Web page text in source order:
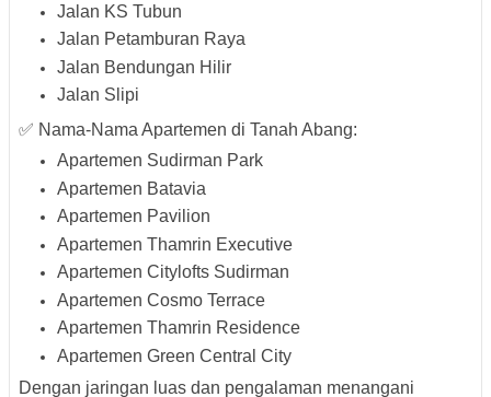
Jalan KS Tubun
Jalan Petamburan Raya
Jalan Bendungan Hilir
Jalan Slipi
✅ Nama-Nama Apartemen di Tanah Abang:
Apartemen Sudirman Park
Apartemen Batavia
Apartemen Pavilion
Apartemen Thamrin Executive
Apartemen Citylofts Sudirman
Apartemen Cosmo Terrace
Apartemen Thamrin Residence
Apartemen Green Central City
Dengan jaringan luas dan pengalaman menangani